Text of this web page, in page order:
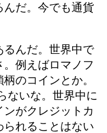
んだ。今でも通貨
るんだ。世界中で
例えばロマノフ
のコインとか。
ないな。世界中に
がクレジットカ
れることはない